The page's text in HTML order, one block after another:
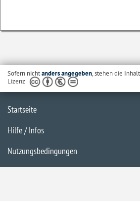
Sofern nichtanders angegeben, stehen die
Lizenz
Startseite
Hilfe / Infos
Nutzungsbedingungen